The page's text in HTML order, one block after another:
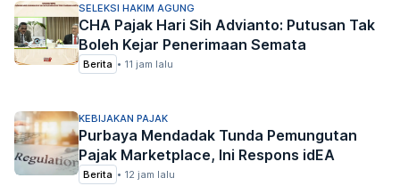
SELEKSI HAKIM AGUNG
CHA Pajak Hari Sih Advianto: Putusan Tak
Boleh Kejar Penerimaan Semata
Berita • 11 jam lalu
KEBIJAKAN PAJAK
Purbaya Mendadak Tunda Pemungutan
Pajak Marketplace, Ini Respons idEA
Berita • 12 jam lalu